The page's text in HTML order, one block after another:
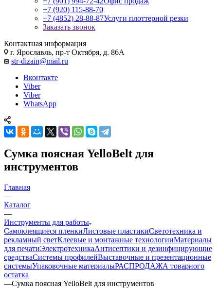
+7 (920) 115-88-70
+7 (4852) 28-88-87Услуги плоттерной резки
Заказать звонок
Контактная информация
г. Ярославль, пр-т Октября, д. 86А
str-dizain@mail.ru
Вконтакте
Viber
Viber
WhatsApp
Сумка поясная YelloBelt для
инструментов
Главная
—
Каталог
—
Инструменты для работы
Самоклеящиеся пленкиЛистовые пластикиСветотехника и
рекламный светКлеевые и монтажные технологииМатериалы
для печатиЭлектротехникаАнтисептики и дезинфицирующие
средстваСистемы профилейВыставочные и презентационные
системыУпаковочные материалыРАСПРОДАЖА товарного
остатка
—Сумка поясная YelloBelt для инструментов